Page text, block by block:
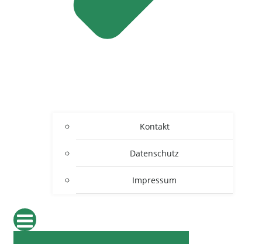
Kontakt
Datenschutz
Impressum